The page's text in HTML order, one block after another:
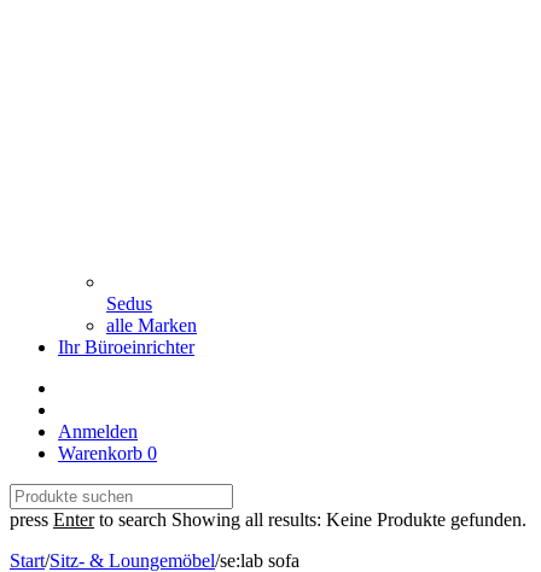
Sedus
alle Marken
Ihr Büroeinrichter
Anmelden
Warenkorb 0
press Enterto search Showing all results: Keine Produkte gefunden.
Start/Sitz- & Loungemöbel/se:lab sofa